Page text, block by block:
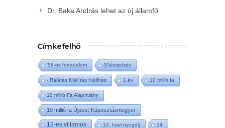
Dr. Baka András lehet az új államfő
Címkefelhő
'56-os forradalom (V)észjelzés
- Rálátás Kiállítás Kiállítás 1 év 10 millió fa
10 millió Fa Alapítvány
10 millió fa Újpest-Káposztásmegyer
12-es villamos 13. havi nyugdíj 14